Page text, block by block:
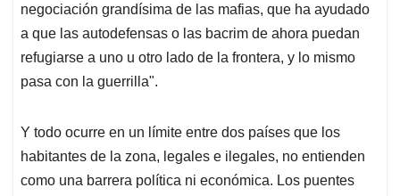
negociación grandísima de las mafias, que ha ayudado
a que las autodefensas o las bacrim de ahora puedan
refugiarse a uno u otro lado de la frontera, y lo mismo
pasa con la guerrilla".
Y todo ocurre en un límite entre dos países que los
habitantes de la zona, legales e ilegales, no entienden
como una barrera política ni económica. Los puentes